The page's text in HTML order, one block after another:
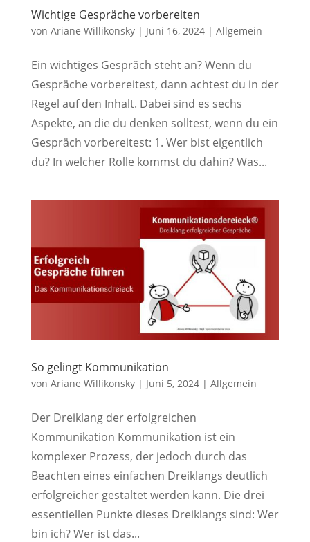
Wichtige Gespräche vorbereiten
von Ariane Willikonsky| Juni 16, 2024| Allgemein
Ein wichtiges Gespräch steht an? Wenn du
Gespräche vorbereitest, dann achtest du in der
Regel auf den Inhalt. Dabei sind es sechs
Aspekte, an die du denken solltest, wenn du ein
Gespräch vorbereitest: 1. Wer bist eigentlich
du? In welcher Rolle kommst du dahin? Was...
So gelingt Kommunikation
von Ariane Willikonsky| Juni 5, 2024| Allgemein
Der Dreiklang der erfolgreichen
Kommunikation Kommunikation ist ein
komplexer Prozess, der jedoch durch das
Beachten eines einfachen Dreiklangs deutlich
erfolgreicher gestaltet werden kann. Die drei
essentiellen Punkte dieses Dreiklangs sind: Wer
bin ich? Wer ist das...